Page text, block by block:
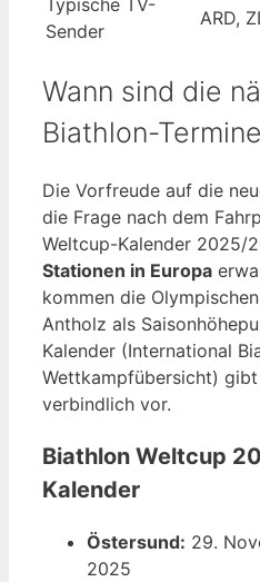
Typische TV-
Sender
ARD,
Wann sind die
Biathlon-
Die Vorfreude auf die
die Frage nach dem
Weltcup-Kalender 2025/
Stationen in Europa
kommen die
Antholz als
Kalender (International
Wettkampfübersicht)
verbindlich vor.
Biathlon Weltcup
Kalender
Östersund: 29.
2025